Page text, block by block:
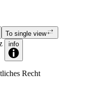
To single view
info
Recht